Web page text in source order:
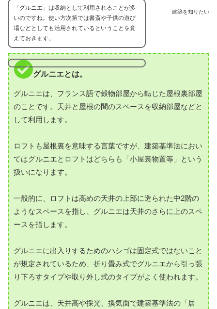
建築を知りたい
「グルニエ」は収納として利用されることが多
いのですね。使い方次第では書斎や子供の遊び
場などとしても活用されているということを覚
えておきます。
グルニエとは。
グルニエは、フランス語で穀物部屋から転じた屋根裏部屋
のことです。天井と屋根の間のスペースを収納部屋などと
して利用します。
ロフトも屋根裏を意味する言葉ですが、建築基準法におい
てはグルニエとロフトはどちらも「小屋裏物置等」という
扱いになります。
一般的に、ロフトは高めの天井の上部に造られた中2階の
ようなスペースを指し、グルニエは天井のさらに上のスペ
ースを指します。
グルニエに出入りするためのハシゴは固定式ではないこと
が規定されているため、折り畳み式でグルニエから引っ張
り下ろすタイプや取り外し式のタイプがよく使われます。
グルニエは、天井高や採光、換気面で建築基準法の「居